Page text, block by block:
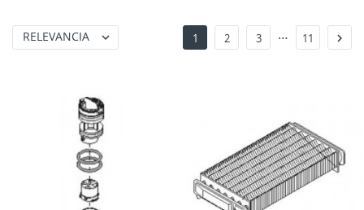
RELEVANCIA  1 2 3 … 11 